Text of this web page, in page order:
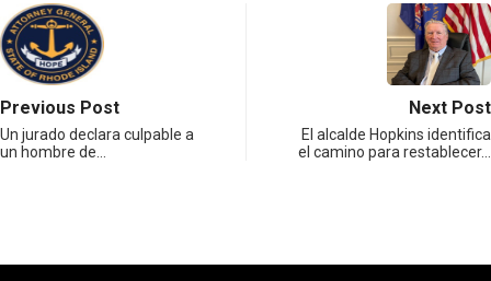
Previous Post
Un jurado declara culpable a
un hombre de…
Next Post
El alcalde Hopkins identifica
el camino para restablecer…